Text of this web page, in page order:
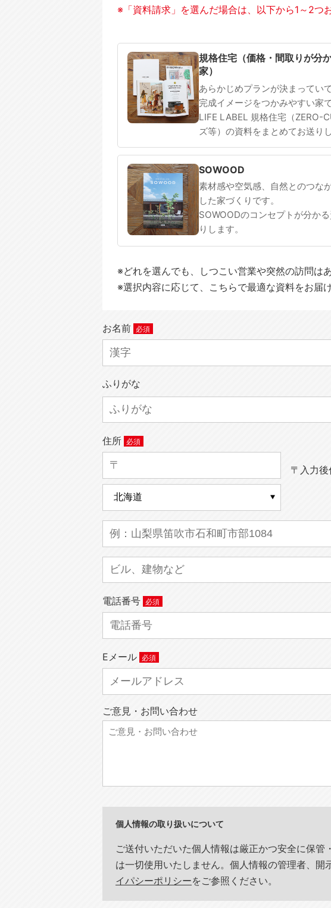
※「資料請求」を選んだ場合は、以下から1～2つ
規格住宅
規格住宅（価格・間取りが分
家）
あらかじめプランが決まってい
完成イメージをつかみやすい家で
LIFE LABEL 規格住宅（ZERO-
ズ等）の資料をまとめてお送りし
SOWOOD
素材感や空気感、自然とのつな
した家づくりです。
SOWOODのコンセプトが分か
りします。
※どれを選んでも、しつこい営業や突然の訪問はあ
※選択内容に応じて、こちらで最適な資料をお届け
お名前
ふりがな
住所
〒入力
電話番号
Eメール
ご意見・お問い合わせ
個人情報の取り扱いについて
ご送付いただいた個人情報は厳正かつ安全に保
は一切使用いたしません。個人情報の管理者、
イパシーポリシーをご参照ください。